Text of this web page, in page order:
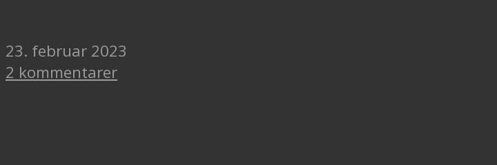
23. februar 2023
2 kommentarer